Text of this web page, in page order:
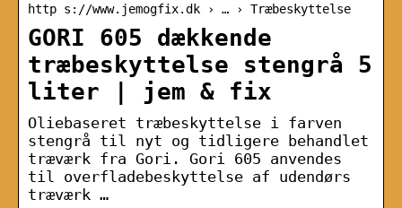
http s://www.jemogfix.dk › … › Træbeskyttelse
GORI 605 dækkende
træbeskyttelse stengrå 5
liter | jem & fix
Oliebaseret træbeskyttelse i farven
stengrå til nyt og tidligere behandlet
træværk fra Gori. Gori 605 anvendes
til overfladebeskyttelse af udendørs
træværk …